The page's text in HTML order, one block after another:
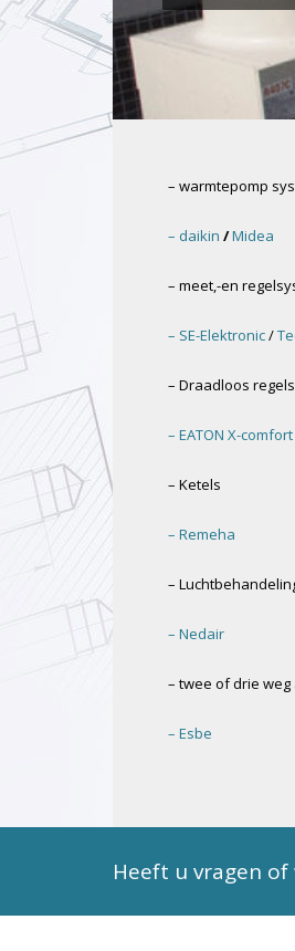
– warmtepomp
– daikin /Midea
– meet,-en
– SE-Elektronic/
– Draadloos
– EATON X-comfort
– Ketels
– Remeha
–
– Nedair
– twee of drie
– Esbe
Heeft u vragen